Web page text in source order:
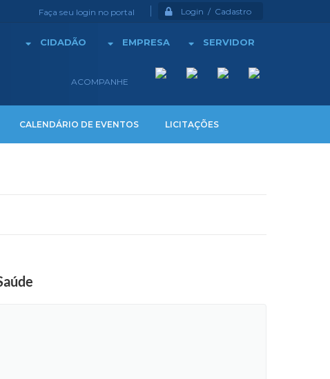
Faça seu login no portal Login / Cadastro
CIDADÃO EMPRESA SERVIDOR
ACOMPANHE
CALENDÁRIO DE EVENTOS LICITAÇÕES